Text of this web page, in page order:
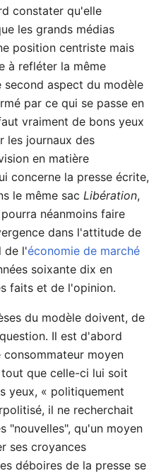
constater qu'elle
les grands médias
position centriste mais
à refléter la même
aspect du modèle
par ce qui se passe en
vraiment de bons yeux
les journaux des
en matière
concerne la presse écrite,
le même sac Libération,
pourra néanmoins faire
dans l'attitude de
de l'économie de marché
soixante dix en
faits et de l'opinion.
du modèle doivent, de
Il est d'abord
moyen
que celle-ci lui soit
yeux, « politiquement
il ne recherchait
"nouvelles", qu'un moyen
ses croyances
déboires de la presse se